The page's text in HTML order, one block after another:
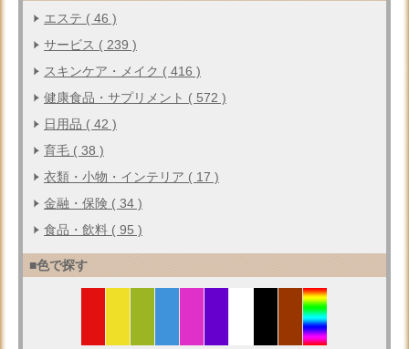
エステ ( 46 )
サービス ( 239 )
スキンケア・メイク ( 416 )
健康食品・サプリメント ( 572 )
日用品 ( 42 )
育毛 ( 38 )
衣類・小物・インテリア ( 17 )
金融・保険 ( 34 )
食品・飲料 ( 95 )
■色で探す